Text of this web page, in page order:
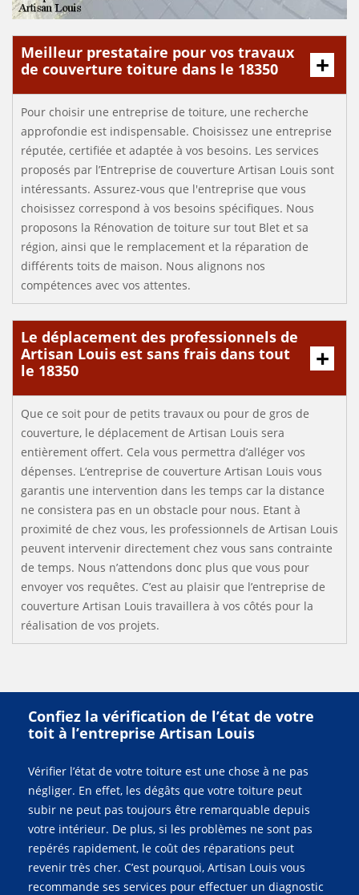
Meilleur prestataire pour vos travaux
de couverture toiture dans le 18350
Pour choisir une entreprise de toiture, une recherche
approfondie est indispensable. Choisissez une entreprise
réputée, certifiée et adaptée à vos besoins. Les services
proposés par l’Entreprise de couverture Artisan Louis sont
intéressants. Assurez-vous que l'entreprise que vous
choisissez correspond à vos besoins spécifiques. Nous
proposons la Rénovation de toiture sur tout Blet et sa
région, ainsi que le remplacement et la réparation de
différents toits de maison. Nous alignons nos
compétences avec vos attentes.
Le déplacement des professionnels de
Artisan Louis est sans frais dans tout
le 18350
Que ce soit pour de petits travaux ou pour de gros de
couverture, le déplacement de Artisan Louis sera
entièrement offert. Cela vous permettra d’alléger vos
dépenses. L‘entreprise de couverture Artisan Louis vous
garantis une intervention dans les temps car la distance
ne consistera pas en un obstacle pour nous. Etant à
proximité de chez vous, les professionnels de Artisan Louis
peuvent intervenir directement chez vous sans contrainte
de temps. Nous n’attendons donc plus que vous pour
envoyer vos requêtes. C’est au plaisir que l’entreprise de
couverture Artisan Louis travaillera à vos côtés pour la
réalisation de vos projets.
Confiez la vérification de l’état de votre
toit à l’entreprise Artisan Louis
Vérifier l’état de votre toiture est une chose à ne pas
négliger. En effet, les dégâts que votre toiture peut
subir ne peut pas toujours être remarquable depuis
votre intérieur. De plus, si les problèmes ne sont pas
repérés rapidement, le coût des réparations peut
revenir très cher. C’est pourquoi, Artisan Louis vous
recommande ses services pour effectuer un diagnostic